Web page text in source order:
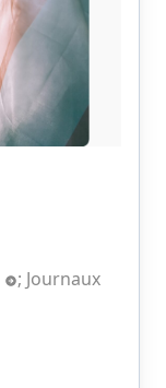
; Journaux